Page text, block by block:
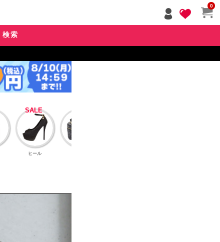
0
検索
ヒール
ジト
ップ